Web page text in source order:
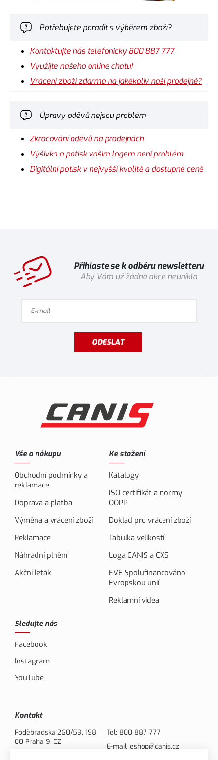
Potřebujete poradit s výběrem zboží?
Kontaktujte nás telefonicky 800 887 777
Využijte našeho online chatu!
Vrácení zboží zdarma na jakékoliv naší prodejně?
Úpravy oděvů nejsou problém
Zkracování oděvů na prodejnách
Výšivka a potisk vašim logem není problém
Digitální potisk v nejvyšší kvalitě a dostupné ceně
Přihlaste se k odběru newsletteru
Aby Vám už žádná akce neunikla
ODESLAT
Vše o nákupu
Obchodní podmínky a
reklamace
Doprava a platba
Výměna a vrácení zboží
Reklamace
Náhradní plnění
Akční leták
Ke stažení
Katalogy
ISO certifikát a normy
OOPP
Doklad pro vrácení zboží
Tabulka velikostí
Loga CANIS a CXS
FVE Spolufinancováno
Evropskou unií
Reklamní videa
Sledujte nás
Facebook
Instagram
YouTube
Kontakt
Poděbradská 260/59, 198
00 Praha 9, CZ
Tel: 800 887 777
E-mail: eshop@canis.cz